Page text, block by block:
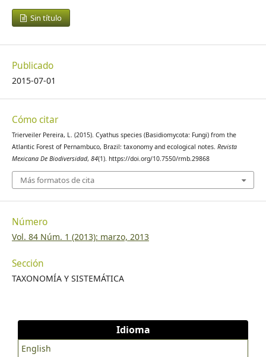
Sin título
Publicado
2015-07-01
Cómo citar
Trierveiler Pereira, L. (2015). Cyathus species (Basidiomycota: Fungi) from the
Atlantic Forest of Pernambuco, Brazil: taxonomy and ecological notes. Revista
Mexicana De Biodiversidad, 84(1). https://doi.org/10.7550/rmb.29868
Más formatos de cita
Número
Vol. 84 Núm. 1 (2013): marzo, 2013
Sección
TAXONOMÍA Y SISTEMÁTICA
Idioma
English